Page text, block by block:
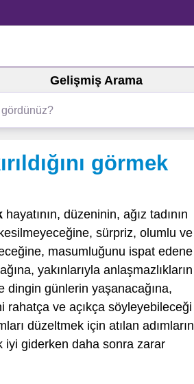
Gelişmiş Arama
görmek
hayatının, düzeninin, ağız tadının
sürpriz, olumlu ve
masumluğunu ispat edene
yakınlarıyla anlaşmazlıkların
dingin günlerin yaşanacağına,
ve açıkça söyleyebileceği
düzeltmek için atılan adımların
iyi giderken daha sonra zarar